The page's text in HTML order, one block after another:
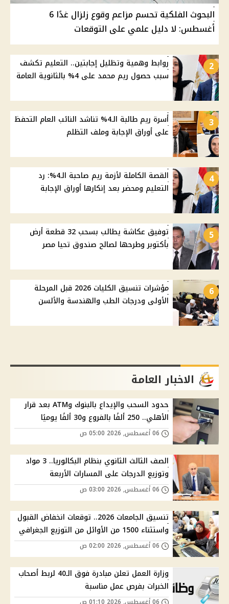
البحوث الفلكية تحسم مزاعم وقوع زلزال غدًا 6
أغسطس: لا دليل علمي على التوقعات
2
روابط وهمية وتظليل إجابتين.. التعليم تكشف
سبب حصول ريم محمد على 4% بالثانوية العامة
3
أسرة ريم طالبة الـ4% تناشد النائب العام التحفظ
على أوراق الإجابة وملف التظلم
4
القصة الكاملة لأزمة ريم صاحبة الـ4%: رد
التعليم ومحضر بعد إنكارها أوراق الإجابة
5
توفيق عكاشة يطالب بسحب 32 قطعة أرض
بأكتوبر وطرحها لصالح صندوق تحيا مصر
6
مؤشرات تنسيق الكليات 2026 قبل المرحلة
الأولى ودرجات الطب والهندسة والألسن
الاخبار العامة
حدود السحب والإيداع بالبنوك وATM بعد قرار
الأهلي.. 250 ألفًا بالفروع و30 ألفًا يوميًا
الصف الثالث الثانوي بنظام البكالوريا.. 3 مواد
وتوزيع الدرجات على المسارات الأربعة
تنسيق الجامعات 2026.. توقعات انخفاض القبول
واستثناء 1500 من الأوائل من التوزيع الجغرافي
وزارة العمل تعلن مبادرة فوق الـ40 لربط أصحاب
الخبرات بفرص عمل مناسبة